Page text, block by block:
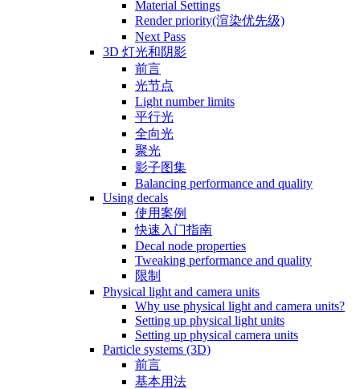
Material Settings
Render priority(渲染优先级)
Next Pass
3D 灯光和阴影
前言
光节点
Light number limits
平行光
全向光
聚光
影子图集
Balancing performance and quality
Using decals
使用案例
快速入门指南
Decal node properties
Tweaking performance and quality
限制
Physical light and camera units
Why use physical light and camera units?
Setting up physical light units
Setting up physical camera units
Particle systems (3D)
前言
基本用法